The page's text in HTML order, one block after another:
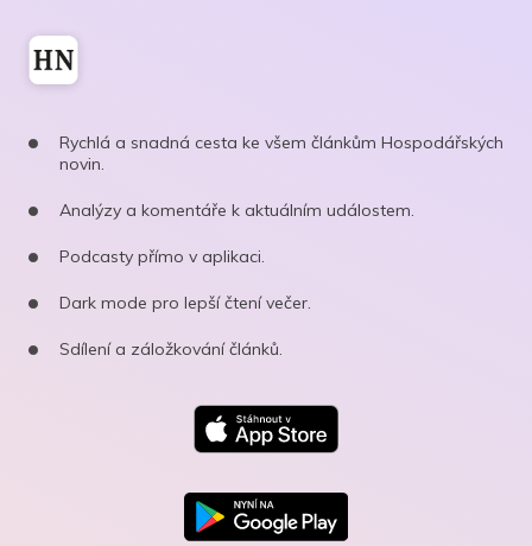
Rychlá a snadná cesta ke všem článkům Hospodářských
novin.
Analýzy a komentáře k aktuálním událostem.
Podcasty přímo v aplikaci.
Dark mode pro lepší čtení večer.
Sdílení a záložkování článků.